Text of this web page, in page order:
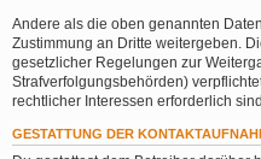
Andere als die oben genannten
Zustimmung an Dritte weitergeben.
gesetzlicher Regelungen zur
Strafverfolgungsbehörden)
rechtlicher Interessen erforderlich sind.
GESTATTUNG DER